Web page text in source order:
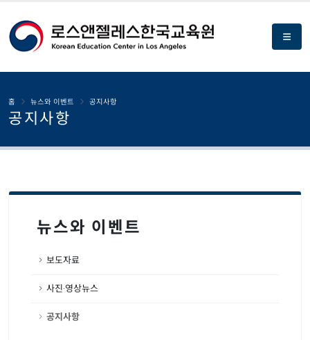
공지사항
홈 뉴스와 이벤트 공지사항
뉴스와 이벤트
보도자료
사진·영상뉴스
공지사항